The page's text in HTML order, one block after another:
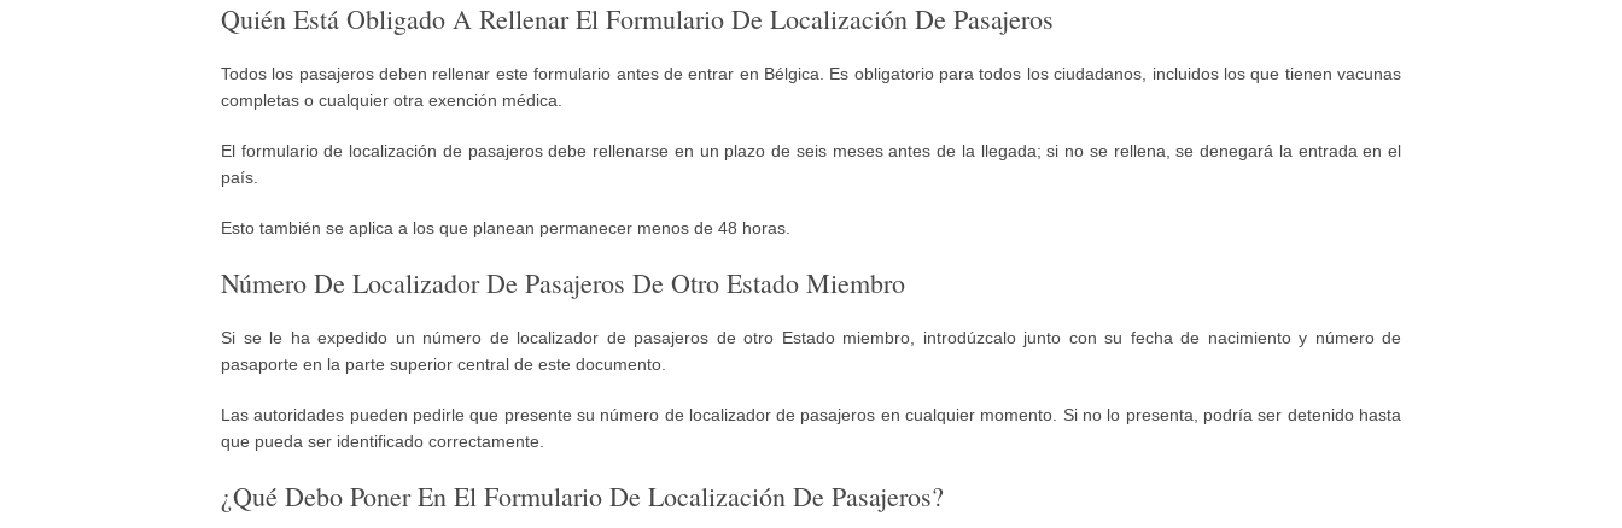
Quién Está Obligado A Rellenar El Formulario De Localización De Pasajeros
Todos los pasajeros deben rellenar este formulario antes de entrar en Bélgica. Es obligatorio para todos los ciudadanos, incluidos los que tienen vacunas
completas o cualquier otra exención médica.
El formulario de localización de pasajeros debe rellenarse en un plazo de seis meses antes de la llegada; si no se rellena, se denegará la entrada en el
país.
Esto también se aplica a los que planean permanecer menos de 48 horas.
Número De Localizador De Pasajeros De Otro Estado Miembro
Si se le ha expedido un número de localizador de pasajeros de otro Estado miembro, introdúzcalo junto con su fecha de nacimiento y número de
pasaporte en la parte superior central de este documento.
Las autoridades pueden pedirle que presente su número de localizador de pasajeros en cualquier momento. Si no lo presenta, podría ser detenido hasta
que pueda ser identificado correctamente.
¿Qué Debo Poner En El Formulario De Localización De Pasajeros?